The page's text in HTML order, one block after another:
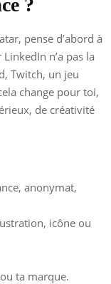
pense d’abord à
n’a pas la
Twitch, un jeu
change pour toi,
de créativité
anonymat,
icône ou
ta marque.